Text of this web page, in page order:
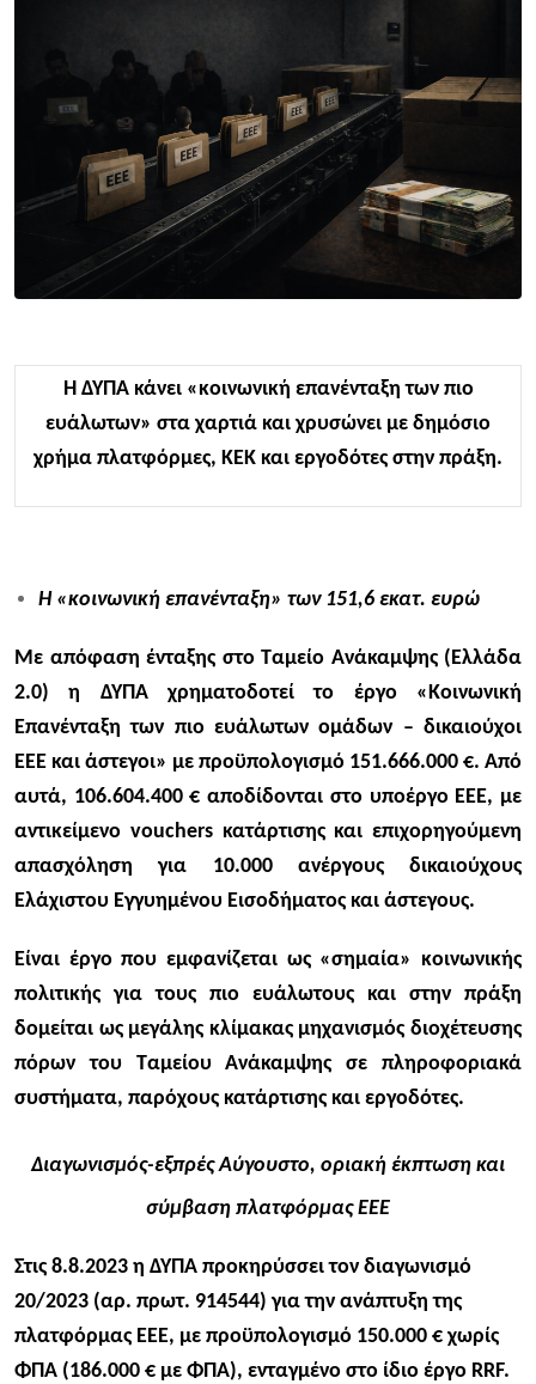
Η ΔΥΠΑ κάνει «κοινωνική επανένταξη των πιο
ευάλωτων» στα χαρτιά και χρυσώνει με δημόσιο
χρήμα πλατφόρμες, ΚΕΚ και εργοδότες στην πράξη.
Η «κοινωνική επανένταξη» των 151,6 εκατ. ευρώ
Με απόφαση ένταξης στο Ταμείο Ανάκαμψης (Ελλάδα
2.0) η ΔΥΠΑ χρηματοδοτεί το έργο «Κοινωνική
Επανένταξη των πιο ευάλωτων ομάδων – δικαιούχοι
ΕΕΕ και άστεγοι» με προϋπολογισμό 151.666.000 €.​ Από
αυτά, 106.604.400 € αποδίδονται στο υποέργο EEE, με
αντικείμενο vouchers κατάρτισης και επιχορηγούμενη
απασχόληση για 10.000 ανέργους δικαιούχους
Ελάχιστου Εγγυημένου Εισοδήματος και άστεγους.
Είναι έργο που εμφανίζεται ως «σημαία» κοινωνικής
πολιτικής για τους πιο ευάλωτους και στην πράξη
δομείται ως μεγάλης κλίμακας μηχανισμός διοχέτευσης
πόρων του Ταμείου Ανάκαμψης σε πληροφοριακά
συστήματα, παρόχους κατάρτισης και εργοδότες.
Διαγωνισμός-εξπρές Αύγουστο, οριακή έκπτωση και
σύμβαση πλατφόρμας EEE
Στις 8.8.2023 η ΔΥΠΑ προκηρύσσει τον διαγωνισμό
20/2023 (αρ. πρωτ. 914544) για την ανάπτυξη της
πλατφόρμας EEE, με προϋπολογισμό 150.000 € χωρίς
ΦΠΑ (186.000 € με ΦΠΑ), ενταγμένο στο ίδιο έργο RRF.​​